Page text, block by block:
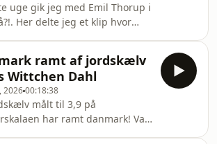
uge gik jeg med Emil Thorup i
Her delte jeg et klip hvor
med en udtalelse fra
chefredaktører på området.
skabt en del røre på
så for at blive klogere på
har jeg ringet til Morten
cand.scient. i ernæring fra
ramt af jordskælv
Wittchen Dahl
202600:18:38
målt til 3,9 på
har ramt danmark! Var